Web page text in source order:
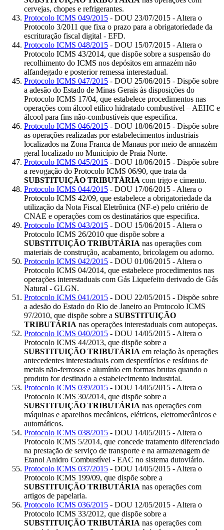
cervejas, chopes e refrigerantes.
Protocolo ICMS 049/2015 - DOU 23/07/2015 - Altera o
Protocolo 3/2011 que fixa o prazo para a obrigatoriedade da
escrituração fiscal digital - EFD.
Protocolo ICMS 048/2015 - DOU 15/07/2015 - Altera o
Protocolo ICMS 43/2014, que dispõe sobre a suspensão do
recolhimento do ICMS nos depósitos em armazém não
alfandegado e posterior remessa interestadual.
Protocolo ICMS 047/2015 - DOU 25/06/2015 - Dispõe sobre
a adesão do Estado de Minas Gerais às disposições do
Protocolo ICMS 17/04, que estabelece procedimentos nas
operações com álcool etílico hidratado combustível – AEHC e
álcool para fins não-combustíveis que especifica.
Protocolo ICMS 046/2015 - DOU 18/06/2015 - Dispõe sobre
as operações realizadas por estabelecimentos industriais
localizados na Zona Franca de Manaus por meio de armazém
geral localizado no Município de Praia Norte.
Protocolo ICMS 045/2015 - DOU 18/06/2015 - Dispõe sobre
a revogação do Protocolo ICMS 06/90, que trata da
SUBSTITUIÇÃO TRIBUTÁRIA com trigo e cimento.
Protocolo ICMS 044/2015 - DOU 17/06/2015 - Altera o
Protocolo ICMS 42/09, que estabelece a obrigatoriedade da
utilização da Nota Fiscal Eletrônica (NF-e) pelo critério de
CNAE e operações com os destinatários que especifica.
Protocolo ICMS 043/2015 - DOU 15/06/2015 - Altera o
Protocolo ICMS 26/2010 que dispõe sobre a
SUBSTITUIÇÃO TRIBUTÁRIA nas operações com
materiais de construção, acabamento, bricolagem ou adorno.
Protocolo ICMS 042/2015 - DOU 01/06/2015 - Altera o
Protocolo ICMS 04/2014, que estabelece procedimentos nas
operações interestaduais com Gás Liquefeito derivado de Gás
Natural - GLGN.
Protocolo ICMS 041/2015 - DOU 22/05/2015 - Dispõe sobre
a adesão do Estado do Rio de Janeiro ao Protocolo ICMS
97/2010, que dispõe sobre a SUBSTITUIÇÃO
TRIBUTÁRIA nas operações interestaduais com autopeças.
Protocolo ICMS 040/2015 - DOU 14/05/2015 - Altera o
Protocolo ICMS 44/2013, que dispõe sobre a
SUBSTITUIÇÃO TRIBUTÁRIA em relação às operações
antecedentes interestaduais com desperdícios e resíduos de
metais não-ferrosos e alumínio em formas brutas quando o
produto for destinado a estabelecimento industrial.
Protocolo ICMS 039/2015 - DOU 14/05/2015 - Altera o
Protocolo ICMS 30/2014, que dispõe sobre a
SUBSTITUIÇÃO TRIBUTÁRIA nas operações com
máquinas e aparelhos mecânicos, elétricos, eletromecânicos e
automáticos.
Protocolo ICMS 038/2015 - DOU 14/05/2015 - Altera o
Protocolo ICMS 5/2014, que concede tratamento diferenciado
na prestação de serviço de transporte e na armazenagem de
Etanol Anidro Combustível - EAC no sistema dutoviário.
Protocolo ICMS 037/2015 - DOU 14/05/2015 - Altera o
Protocolo ICMS 199/09, que dispõe sobre a
SUBSTITUIÇÃO TRIBUTÁRIA nas operações com
artigos de papelaria.
Protocolo ICMS 036/2015 - DOU 12/05/2015 - Altera o
Protocolo ICMS 33/2012, que dispõe sobre a
SUBSTITUIÇÃO TRIBUTÁRIA nas operações com